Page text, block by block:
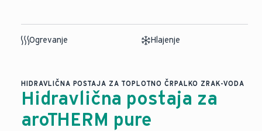
Ogrevanje Hlajenje
HIDRAVLIČNA POSTAJA ZA TOPLOTNO ČRPALKO ZRAK-VODA
Hidravlična postaja za
aroTHERM pure